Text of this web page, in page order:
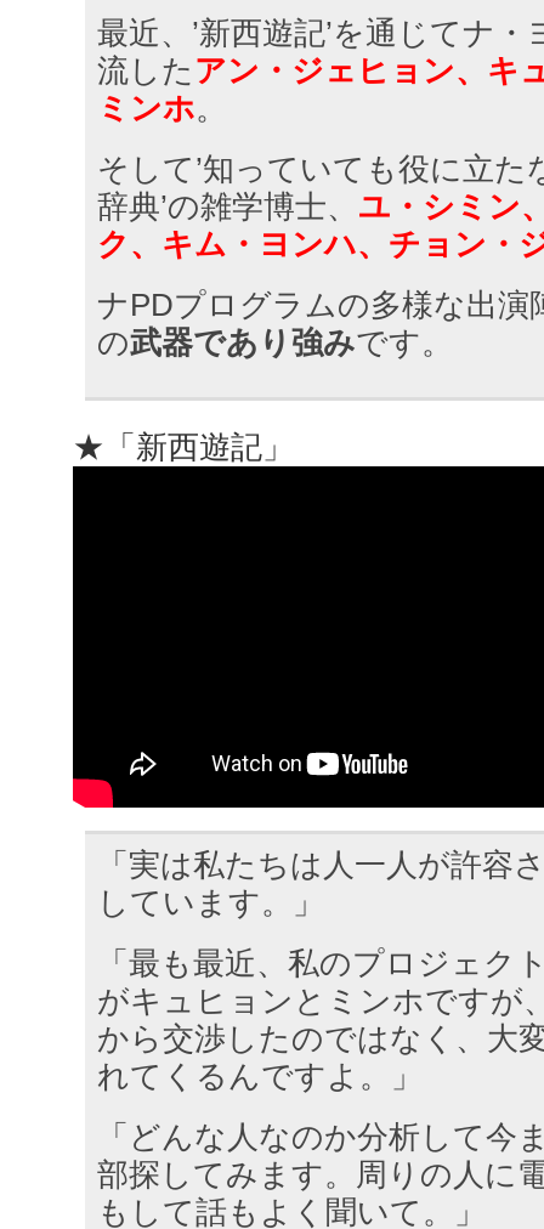
最近、’新西遊記’を通じてナ
流した アン・ジェヒョン、キ
ミンホ。
そして’知っていても役に立た
辞典’の雑学博士、 ユ・シミン
ク、キム・ヨンハ、チョン・
ナPDプログラムの多様な出演
の武器であり強みです。
★「新西遊記」
「実は私たちは人一人が許容
しています。」
「最も最近、私のプロジェク
がキュヒョンとミンホですが
から交渉したのではなく、大
れてくるんですよ。」
「どんな人なのか分析して今
部探してみます。周りの人に
もして話もよく聞いて。」